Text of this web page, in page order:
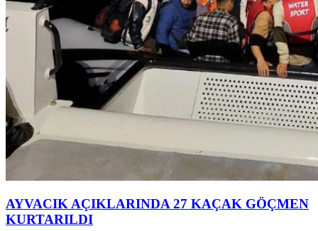
AYVACIK AÇIKLARINDA 27 KAÇAK GÖÇMEN
KURTARILDI